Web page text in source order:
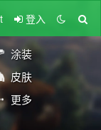
登入
涂装
皮肤
更多